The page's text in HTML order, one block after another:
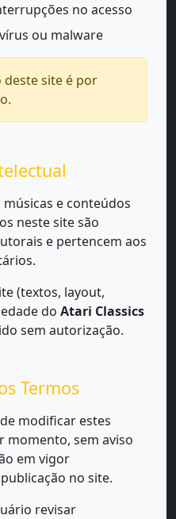
no acesso
ou malware
deste site é por
e conteúdos
neste site são
e pertencem aos
(textos, layout,
do Atari Classics
sem autorização.
Termos
modificar estes
momento, sem aviso
em vigor
no site.
revisar